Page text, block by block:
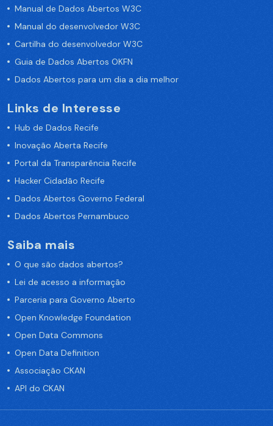
Manual de Dados Abertos W3C
Manual do desenvolvedor W3C
Cartilha do desenvolvedor W3C
Guia de Dados Abertos OKFN
Dados Abertos para um dia a dia melhor
Links de Interesse
Hub de Dados Recife
Inovação Aberta Recife
Portal da Transparência Recife
Hacker Cidadão Recife
Dados Abertos Governo Federal
Dados Abertos Pernambuco
Saiba mais
O que são dados abertos?
Lei de acesso a informação
Parceria para Governo Aberto
Open Knowledge Foundation
Open Data Commons
Open Data Definition
Associação CKAN
API do CKAN